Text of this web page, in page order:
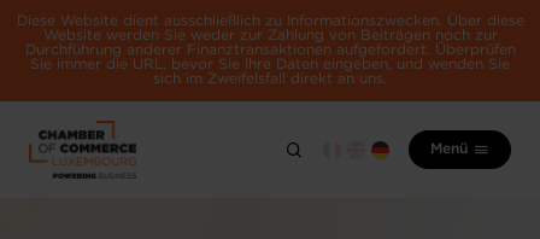
Diese Website dient ausschließlich zu Informationszwecken. Über diese
Website werden Sie weder zur Zahlung von Beiträgen noch zur
Durchführung anderer Finanztransaktionen aufgefordert. Überprüfen
Sie immer die URL, bevor Sie Ihre Daten eingeben, und wenden Sie
sich im Zweifelsfall direkt an uns.
Menü